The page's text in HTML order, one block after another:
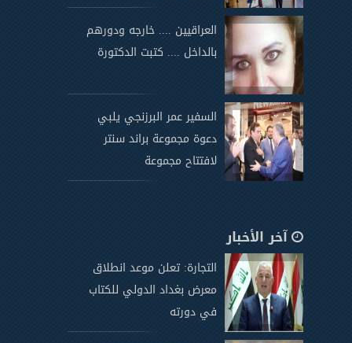
العراقيين .... خارجه ودورهم
بالداخل .... كتبت الدكتورة
السفير عمر البرزنجي يلبي
دعوة مجموعة براند سنتر
لافتتاح مجموعة
آخر الأخبار
التجارة: تعلن موعد انطلاق
معرض بغداد الدولي للكتاب
في دورته